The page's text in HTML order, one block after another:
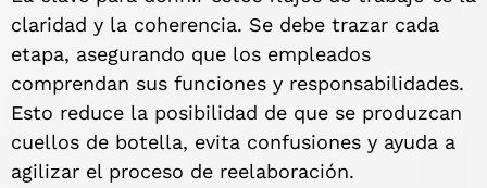
claridad y la coherencia. Se debe trazar cada
etapa, asegurando que los empleados
comprendan sus funciones y responsabilidades.
Esto reduce la posibilidad de que se produzcan
cuellos de botella, evita confusiones y ayuda a
agilizar el proceso de reelaboración.